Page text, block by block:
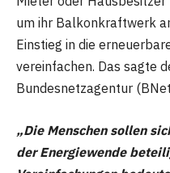
um ihr Balkonkraftwerk
Einstieg in die
vereinfachen. Das sagte
Bundesnetzagentur
„Die Menschen sollen
der Energiewende